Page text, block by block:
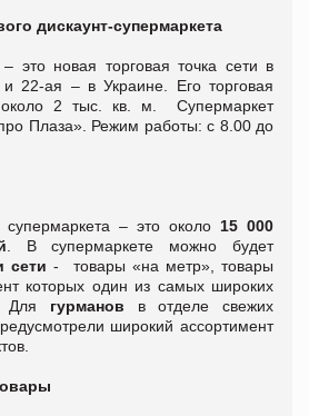
дискаунт-супермаркета
это новая торговая точка сети в
и 22-ая – в Украине. Его торговая
2 тыс. кв. м. Супермаркет
Плаза». Режим работы: с 8.00 до
супермаркета – это около 15 000
. В супермаркете можно будет
сети - товары «на метр», товары
которых один из самых широких
Для гурманов в отделе свежих
широкий ассортимент